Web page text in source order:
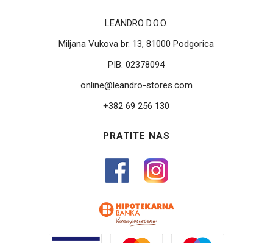
LEANDRO D.O.O.
Miljana Vukova br. 13, 81000 Podgorica
PIB:02378094
online@leandro-stores.com
+382 69 256 130
PRATITE NAS